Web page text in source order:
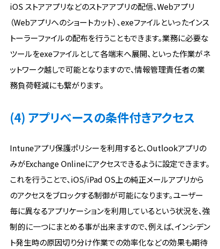
iOS ストアアプリなどのストアアプリの配信、Webアプリ
（Webアプリへのショートカット）、exeファイルといったインス
トーラーファイルの配布を行うこともできます。業務に必要な
ツールをexeファイルとして各端末へ展開、といった作業がネ
ットワーク越しで可能となりますので、情報管理責任者の業
務負荷軽減にも繋がります。
(4) アプリベースの条件付きアクセス
Intuneアプリ保護ポリシーを利用すると、Outlookアプリの
みがExchange Onlineにアクセスできるように設定できます。
これを行うことで、iOS/iPad OS上の純正メールアプリから
のアクセスをブロックする制御が可能になります。ユーザー
毎に異なるアプリケーションを利用しているという状況を、強
制的に一つにまとめる事が出来ますので、例えば、インシデン
ト発生時の原因切り分け作業での効率化などの効果も期待